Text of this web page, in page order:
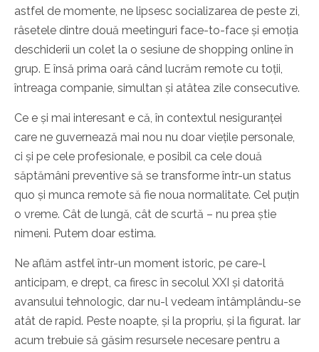
astfel de momente, ne lipsesc socializarea de peste zi,
râsetele dintre două meetinguri face-to-face și emoția
deschiderii un colet la o sesiune de shopping online în
grup. E însă prima oară când lucrăm remote cu toții,
întreaga companie, simultan și atâtea zile consecutive.
Ce e și mai interesant e că, în contextul nesiguranței
care ne guvernează mai nou nu doar viețile personale,
ci și pe cele profesionale, e posibil ca cele două
săptămâni preventive să se transforme într-un status
quo și munca remote să fie noua normalitate. Cel puțin
o vreme. Cât de lungă, cât de scurtă – nu prea știe
nimeni. Putem doar estima.
Ne aflăm astfel într-un moment istoric, pe care-l
anticipam, e drept, ca firesc în secolul XXI și datorită
avansului tehnologic, dar nu-l vedeam întâmplându-se
atât de rapid. Peste noapte, și la propriu, și la figurat. Iar
acum trebuie să găsim resursele necesare pentru a